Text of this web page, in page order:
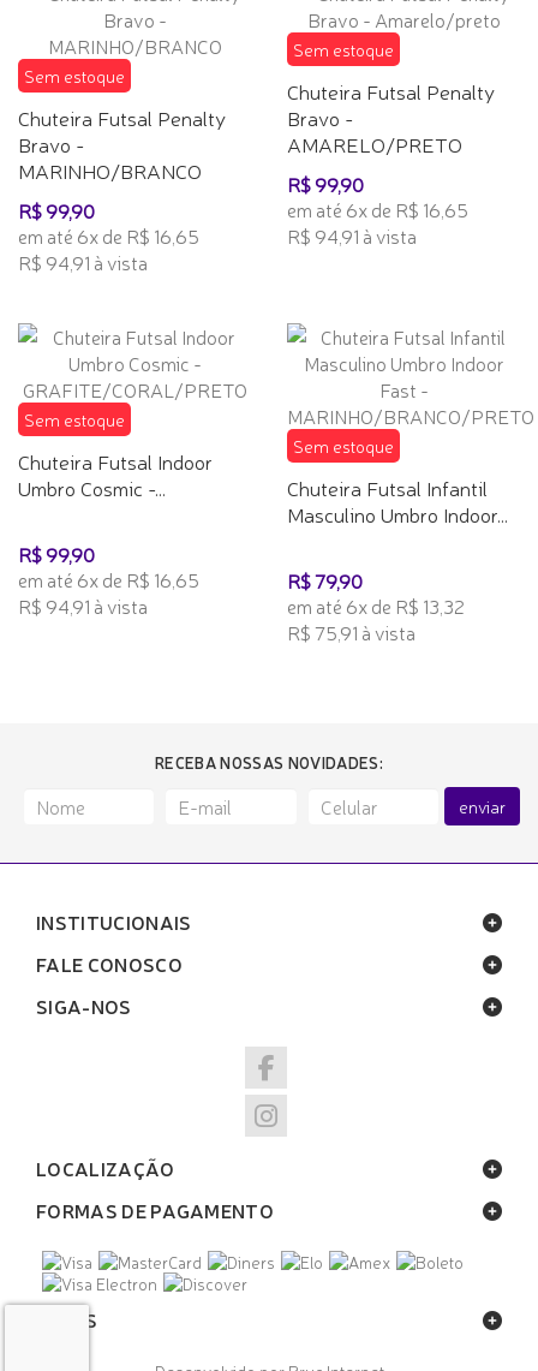
Sem estoque
Chuteira Futsal Penalty
Bravo -
MARINHO/BRANCO
R$ 99,90
em até 6x de R$ 16,65
R$ 94,91 à vista
Sem estoque
Chuteira Futsal Penalty
Bravo -
AMARELO/PRETO
R$ 99,90
em até 6x de R$ 16,65
R$ 94,91 à vista
Sem estoque
Chuteira Futsal Indoor
Umbro Cosmic -...
R$ 99,90
em até 6x de R$ 16,65
R$ 94,91 à vista
Sem estoque
Chuteira Futsal Infantil
Masculino Umbro Indoor...
R$ 79,90
em até 6x de R$ 13,32
R$ 75,91 à vista
RECEBA NOSSAS NOVIDADES:
enviar
INSTITUCIONAIS
FALE CONOSCO
SIGA-NOS
LOCALIZAÇÃO
FORMAS DE PAGAMENTO
SELOS